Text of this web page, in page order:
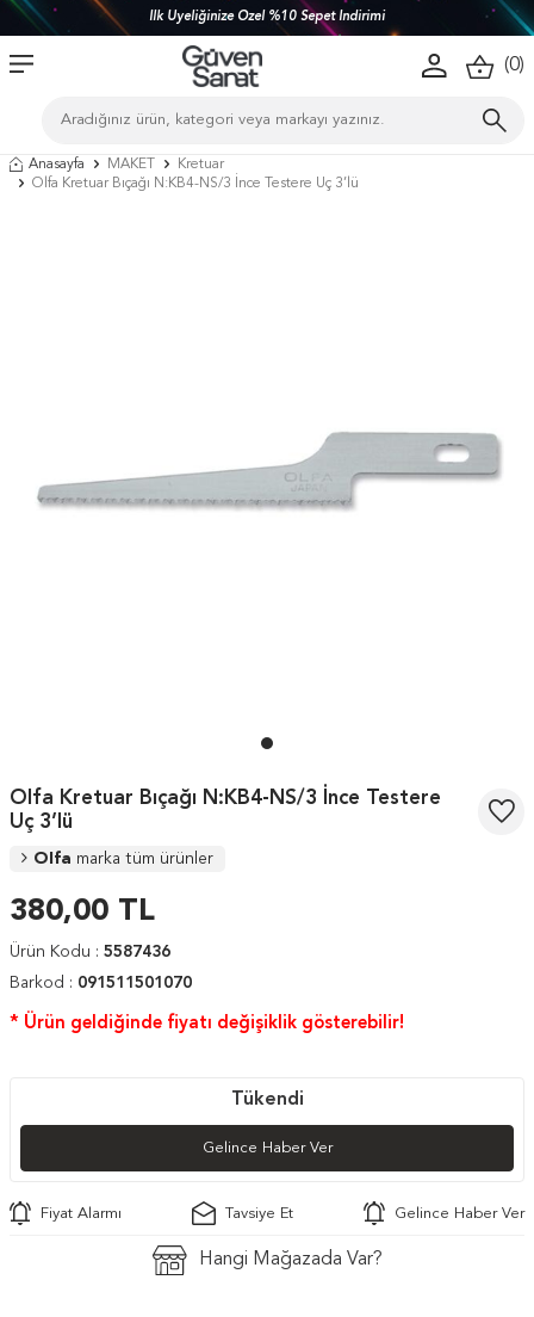
İlk Üyeliğinize Özel %10 Sepet İndirimi
(0)
Anasayfa MAKET
Kretuar
Olfa Kretuar Bıçağı N:KB4-NS/3 İnce Testere Uç 3’lü
Olfa Kretuar Bıçağı N:KB4-NS/3 İnce Testere
Uç 3’lü
Olfa marka tüm ürünler
380,00 TL
Ürün Kodu : 5587436
Barkod : 091511501070
* Ürün geldiğinde fiyatı değişiklik gösterebilir!
Tükendi
Gelince Haber Ver
Fiyat Alarmı Tavsiye Et Gelince Haber Ver
Hangi Mağazada Var?